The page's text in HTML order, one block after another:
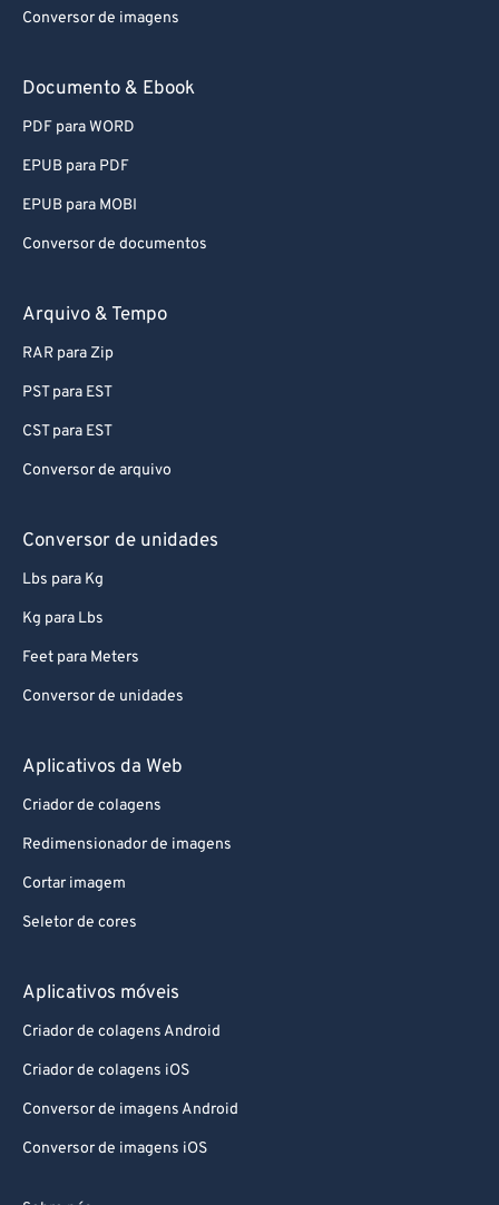
Conversor de imagens
Documento & Ebook
PDF para WORD
EPUB para PDF
EPUB para MOBI
Conversor de documentos
Arquivo & Tempo
RAR para Zip
PST para EST
CST para EST
Conversor de arquivo
Conversor de unidades
Lbs para Kg
Kg para Lbs
Feet para Meters
Conversor de unidades
Aplicativos da Web
Criador de colagens
Redimensionador de imagens
Cortar imagem
Seletor de cores
Aplicativos móveis
Criador de colagens Android
Criador de colagens iOS
Conversor de imagens Android
Conversor de imagens iOS